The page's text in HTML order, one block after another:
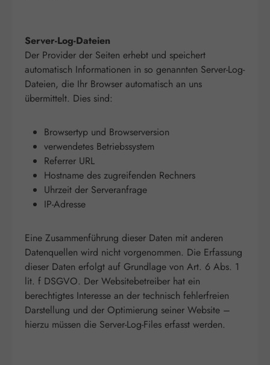
Server-Log-Dateien
Der Provider der Seiten erhebt und speichert
automatisch Informationen in so genannten Server-Log-
Dateien, die Ihr Browser automatisch an uns
übermittelt. Dies sind:
Browsertyp und Browserversion
verwendetes Betriebssystem
Referrer URL
Hostname des zugreifenden Rechners
Uhrzeit der Serveranfrage
IP-Adresse
Eine Zusammenführung dieser Daten mit anderen
Datenquellen wird nicht vorgenommen. Die Erfassung
dieser Daten erfolgt auf Grundlage von Art. 6 Abs. 1
lit. f DSGVO. Der Websitebetreiber hat ein
berechtigtes Interesse an der technisch fehlerfreien
Darstellung und der Optimierung seiner Website –
hierzu müssen die Server-Log-Files erfasst werden.